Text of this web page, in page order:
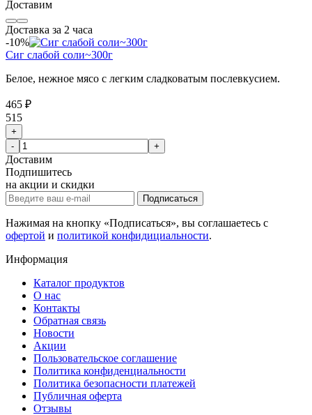
Доставим
Доставка за 2 часа
-10%
Сиг слабой соли~300г
Белое, нежное мясо с легким сладковатым послевкусием.
465 ₽
515
+
-
+
Доставим
Подпишитесь
на акции и скидки
Подписаться
Нажимая на кнопку «Подписаться», вы соглашаетесь с
офертой и политикой конфидициальности.
Информация
Каталог продуктов
О нас
Контакты
Обратная связь
Новости
Акции
Пользовательское соглашение
Политика конфиденциальности
Политика безопасности платежей
Публичная оферта
Отзывы